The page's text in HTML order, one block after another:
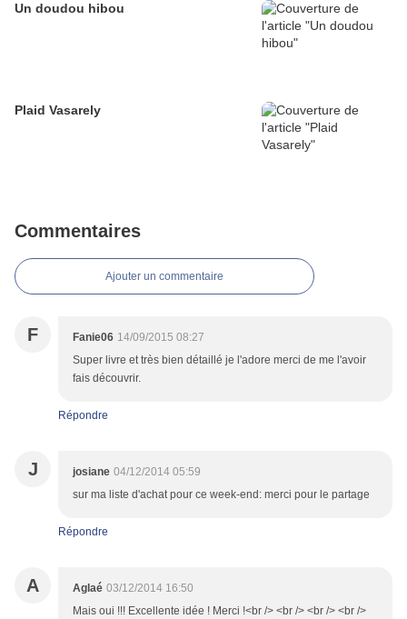
Un doudou hibou
Plaid Vasarely
Commentaires
Ajouter un commentaire
F Fanie06 14/09/2015 08:27
Super livre et très bien détaillé je l'adore merci de me l'avoir
fais découvrir.
Répondre
J josiane 04/12/2014 05:59
sur ma liste d'achat pour ce week-end: merci pour le partage
Répondre
A Aglaé 03/12/2014 16:50
Mais oui !!! Excellente idée ! Merci !<br /> <br /> <br /> <br />